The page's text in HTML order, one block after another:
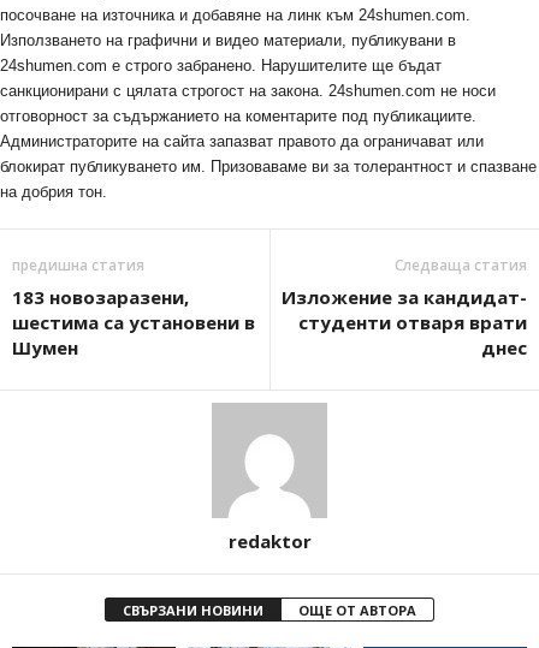
посочване на източника и добавяне на линк към 24shumen.com.
Използването на графични и видео материали, публикувани в
24shumen.com е строго забранено. Нарушителите ще бъдат
санкционирани с цялата строгост на закона. 24shumen.com не носи
отговорност за съдържанието на коментарите под публикациите.
Администраторите на сайта запазват правото да ограничават или
блокират публикуването им. Призоваваме ви за толерантност и спазване
на добрия тон.
предишна статия
183 новозаразени,
шестима са установени в
Шумен
Следваща статия
Изложение за кандидат-
студенти отваря врати
днес
redaktor
СВЪРЗАНИ НОВИНИ ОЩЕ ОТ АВТОРА